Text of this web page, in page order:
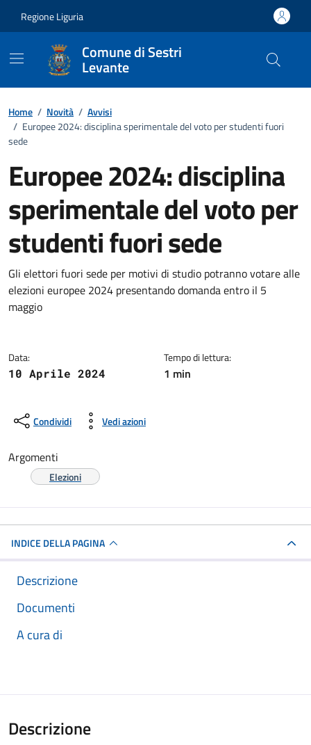
Regione Liguria
Comune di Sestri
Levante
Home / Novità / Avvisi
/ Europee 2024: disciplina sperimentale del voto per studenti fuori
sede
Europee 2024: disciplina
sperimentale del voto per
studenti fuori sede
Dettagli della notizia
Gli elettori fuori sede per motivi di studio potranno votare alle
elezioni europee 2024 presentando domanda entro il 5
maggio
Data:
10 Aprile 2024
Tempo di lettura:
1 min
Condividi Vedi azioni
Argomenti
Elezioni
INDICE DELLA PAGINA
Descrizione
Documenti
A cura di
Descrizione